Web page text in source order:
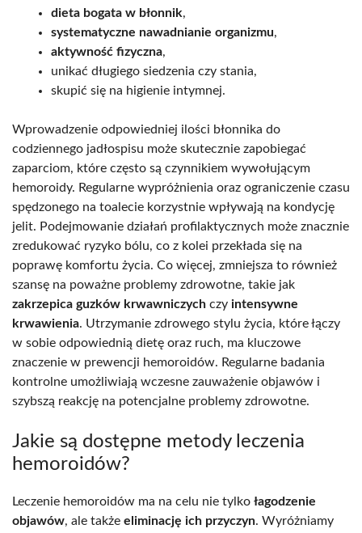
dieta bogata w błonnik,
systematyczne nawadnianie organizmu,
aktywność fizyczna,
unikać długiego siedzenia czy stania,
skupić się na higienie intymnej.
Wprowadzenie odpowiedniej ilości błonnika do
codziennego jadłospisu może skutecznie zapobiegać
zaparciom, które często są czynnikiem wywołującym
hemoroidy. Regularne wypróżnienia oraz ograniczenie czasu
spędzonego na toalecie korzystnie wpływają na kondycję
jelit. Podejmowanie działań profilaktycznych może znacznie
zredukować ryzyko bólu, co z kolei przekłada się na
poprawę komfortu życia. Co więcej, zmniejsza to również
szansę na poważne problemy zdrowotne, takie jak
zakrzepica guzków krwawniczych czy intensywne
krwawienia. Utrzymanie zdrowego stylu życia, które łączy
w sobie odpowiednią dietę oraz ruch, ma kluczowe
znaczenie w prewencji hemoroidów. Regularne badania
kontrolne umożliwiają wczesne zauważenie objawów i
szybszą reakcję na potencjalne problemy zdrowotne.
Jakie są dostępne metody leczenia
hemoroidów?
Leczenie hemoroidów ma na celu nie tylko łagodzenie
objawów, ale także eliminację ich przyczyn. Wyróżniamy